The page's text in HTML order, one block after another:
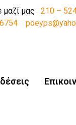
μαζί μας 210 –